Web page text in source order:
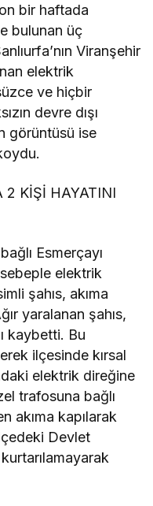
bir haftada
bulunan üç
Viranşehir
elektrik
ve hiçbir
devre dışı
görüntüsü ise
2 KİŞİ HAYATINI
Esmerçayı
elektrik
şahıs, akıma
yaralanan şahıs,
kaybetti. Bu
ilçesinde kırsal
elektrik direğine
trafosuna bağlı
akıma kapılarak
Devlet